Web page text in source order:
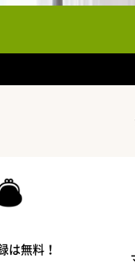
は無料！